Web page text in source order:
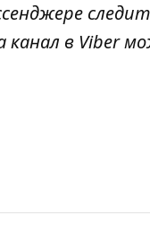
канал в Viber